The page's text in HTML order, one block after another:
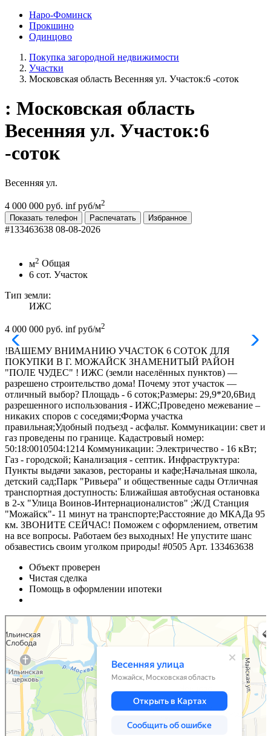
Наро-Фоминск
Прокшино
Одинцово
Покупка загородной недвижимости
Участки
Московская область Весенняя ул. Участок:6 -соток
: Московская область
Весенняя ул. Участок:6
-соток
Весенняя ул.
4 000 000 руб. inf руб/м2
Показать телефон
Распечатать Избранное
#133463638 08-08-2026
м2 Общая
6 сот. Участок
Тип земли:
ИЖС
4 000 000 руб. inf руб/м2
!ВАШЕМУ ВНИМАНИЮ УЧАСТОК 6 СОТОК ДЛЯ
ПОКУПКИ В Г. МОЖАЙСК ЗНАМЕНИТЫЙ РАЙОН
"ПОЛЕ ЧУДЕС" ! ИЖС (земли населённых пунктов) —
разрешено строительство дома! Почему этот участок —
отличный выбор? Площадь - 6 соток;Размеры: 29,9*20,6Вид
разрешенного использования - ИЖС;Проведено межевание –
никаких споров с соседями;Форма участка
правильная;Удобный подъезд - асфальт. Коммуникации: свет и
газ проведены по границе. Кадастровый номер:
50:18:0010504:1214 Коммуникации: Электричество - 16 кВт;
Газ - городской; Канализация - септик. Инфраструктура:
Пункты выдачи заказов, рестораны и кафе;Начальная школа,
детский сад;Парк "Ривьера" и общественные сады Отличная
транспортная доступность: Ближайшая автобусная остановка
в 2-х "Улица Воинов-Интернационалистов" ;Ж/Д Станция
"Можайск"- 11 минут на транспорте;Расстояние до МКАДа 95
км. ЗВОНИТЕ СЕЙЧАС! Поможем с оформлением, ответим
на все вопросы. Работаем без выходных! Не упустите шанс
обзавестись своим уголком природы! #0505 Арт. 133463638
Объект проверен
Чистая сделка
Помощь в оформлении ипотеки